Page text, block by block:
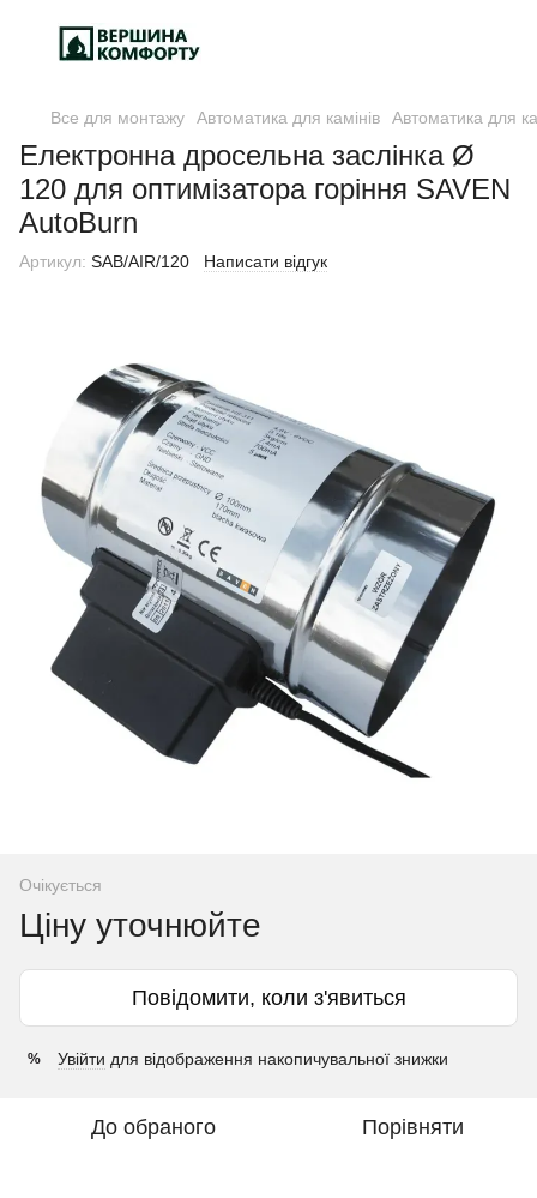
Все для монтажу Автоматика для камінів Автоматика для
Електронна дросельна заслінка Ø
120 для оптимізатора горіння SAVEN
AutoBurn
Артикул: SAB/AIR/120 Написати відгук
Очікується
Ціну уточнюйте
Повідомити, коли з'явиться
% Увійти для відображення накопичувальної знижки
До обраного Порівняти